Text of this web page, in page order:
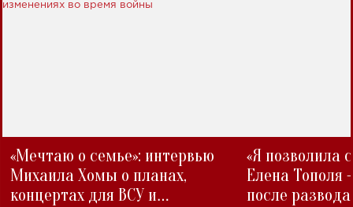
«Мечтаю о семье»: интервью
Михаила Хомы о планах,
концертах для ВСУ и
«Я позволила
Елена Тополя
после развода